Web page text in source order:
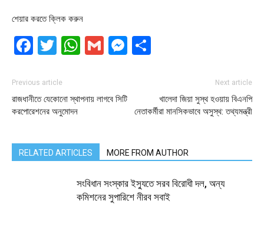
শেয়ার করতে ক্লিক করুন
Facebook
Twitter
WhatsApp
GmailMessenger
Previous article
রাজধানীতে যেকোনো স্থাপনায় লাগবে সিটি
করপোরেশনের অনুমোদন
Next article
খালেদা জিয়া সুস্থ হওয়ায় বিএনপি
নেতাকর্মীরা মানসিকভাবে অসুস্থ: তথ্যমন্ত্রী
RELATED ARTICLES MORE FROM AUTHOR
সংবিধান সংস্কার ইস্যুতে সরব বিরোধী দল, অন্য
কমিশনের সুপারিশে নীরব সবাই